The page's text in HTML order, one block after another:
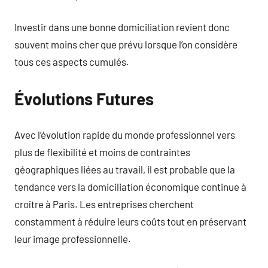
Investir dans une bonne domiciliation revient donc
souvent moins cher que prévu lorsque l’on considère
tous ces aspects cumulés.
Évolutions Futures
Avec l’évolution rapide du monde professionnel vers
plus de flexibilité et moins de contraintes
géographiques liées au travail, il est probable que la
tendance vers la domiciliation économique continue à
croître à Paris. Les entreprises cherchent
constamment à réduire leurs coûts tout en préservant
leur image professionnelle.